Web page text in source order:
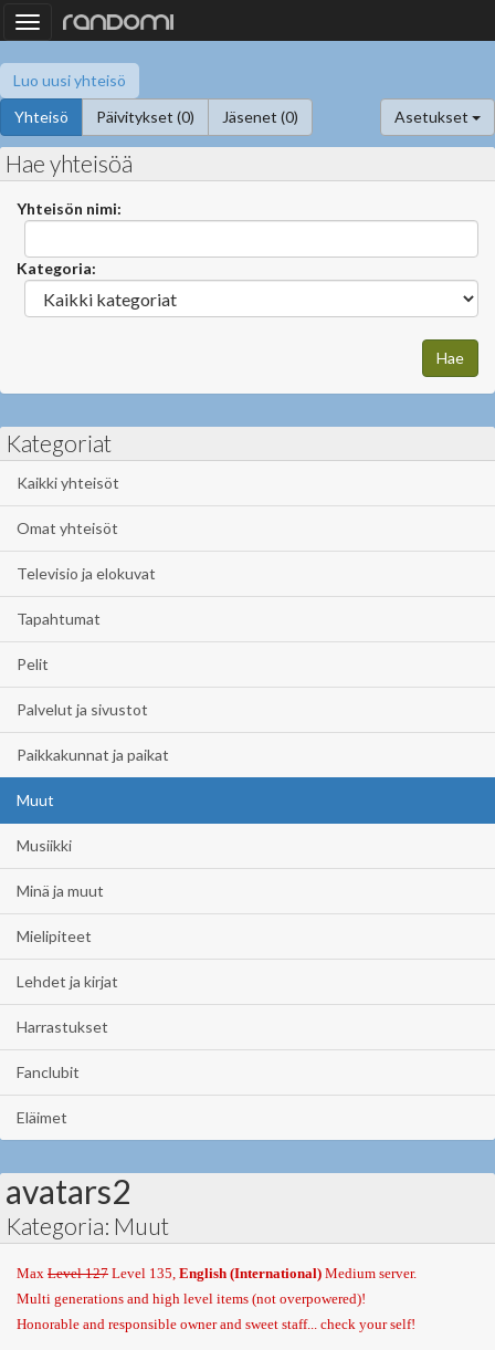
Toggle
navigation
Luo uusi yhteisö
Yhteisö
Päivitykset (0) Jäsenet (0) Asetukset
Hae yhteisöä
Yhteisön nimi:
Kategoria:
Kategoriat
Kaikki yhteisöt
Omat yhteisöt
Televisio ja elokuvat
Tapahtumat
Pelit
Palvelut ja sivustot
Paikkakunnat ja paikat
Muut
Musiikki
Minä ja muut
Mielipiteet
Lehdet ja kirjat
Harrastukset
Fanclubit
Eläimet
avatars2
Kategoria: Muut
Max Level 127 Level 135, English (International) Medium server.
Multi generations and high level items (not overpowered)!
Honorable and responsible owner and sweet staff... check your self!